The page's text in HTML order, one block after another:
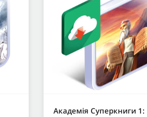
Академія Суперкниги 1: